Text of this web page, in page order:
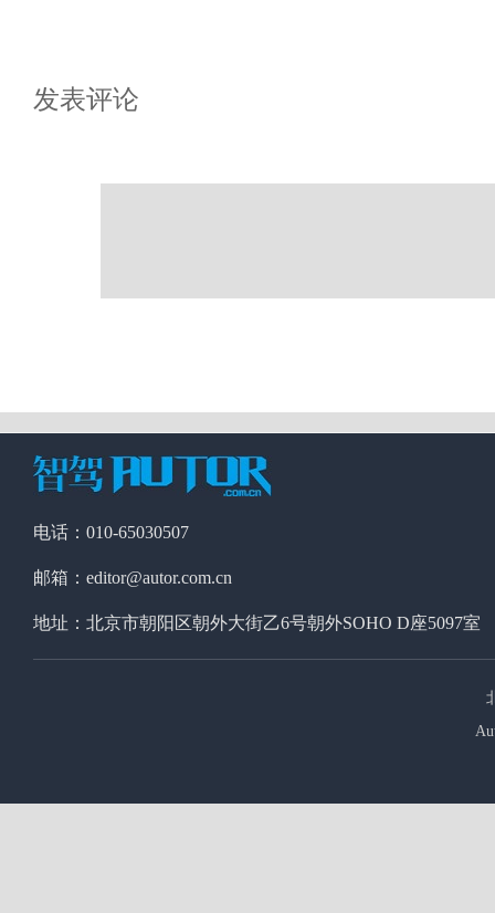
发表评论
电话：010-65030507
邮箱：editor@autor.com.cn
地址：北京市朝阳区朝外大街乙6号朝外SOHO D座5097室